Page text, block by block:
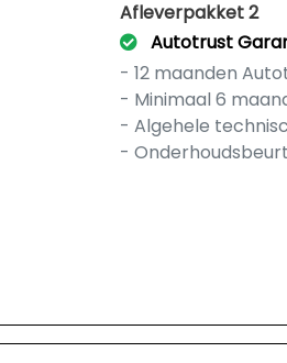
Afleverpakket 2
Autotrust
- 12 maanden
- Minimaal 6
- Algehele
- Onderhoudsbeurt